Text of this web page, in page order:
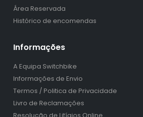
Área Reservada
Histórico de encomendas
Informações
A Equipa Switchbike
Informações de Envio
Termos / Politica de Privacidade
Livro de Reclamações